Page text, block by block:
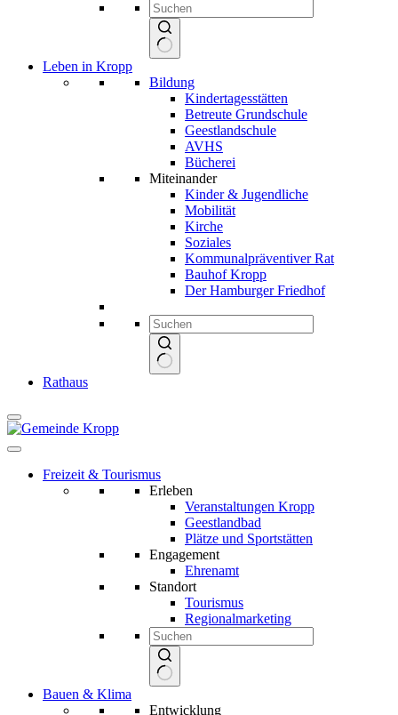
Ergebnisse
Leben in Kropp
Bildung
Kindertagesstätten
Betreute Grundschule
Geestlandschule
AVHS
Bücherei
Miteinander
Kinder & Jugendliche
Mobilität
Kirche
Soziales
Kommunalpräventiver Rat
Bauhof Kropp
Der Hamburger Friedhof
Rathaus
Freizeit & Tourismus
Erleben
Veranstaltungen Kropp
Geestlandbad
Plätze und Sportstätten
Engagement
Ehrenamt
Standort
Tourismus
Regionalmarketing
Ergebnisse
Bauen & Klima
Entwicklung